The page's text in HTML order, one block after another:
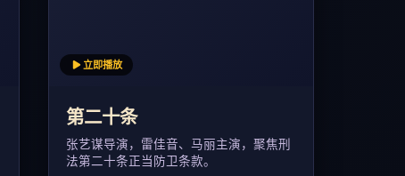
立即播放
第二十条
张艺谋导演，雷佳音、马丽主演，聚焦刑
法第二十条正当防卫条款。